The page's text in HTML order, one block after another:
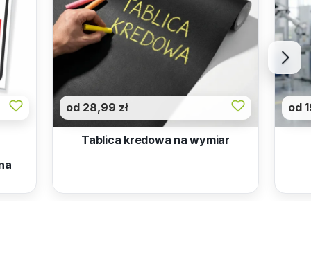
od 28,99 zł
Tablica kredowa na wymiar
od